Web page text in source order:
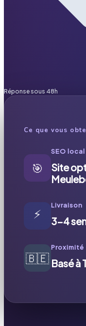
Réponse sous 48h
Ce que vous
🎯
SEO local
Site
⚡
Livraison
3-4
🇧🇪
Proximité
Basé à